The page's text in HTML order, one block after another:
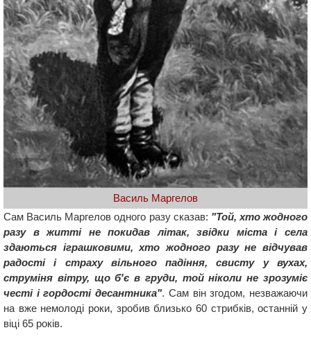
Василь Маргелов
Сам Василь Маргелов одного разу сказав: "Той, хто жодного
разу в житті не покидав літак, звідки міста і села
здаються іграшковими, хто жодного разу не відчував
радості і страху вільного падіння, свисту у вухах,
струміня вітру, що б'є в груди, той ніколи не зрозуміє
честі і гордості десантника". Сам він згодом, незважаючи
на вже немолоді роки, зробив близько 60 стрибків, останній у
віці 65 років.